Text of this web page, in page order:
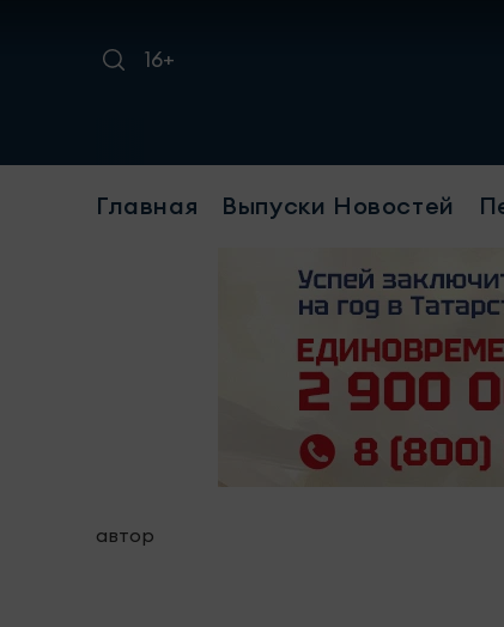
16+
Главная Выпуски Новостей
автор